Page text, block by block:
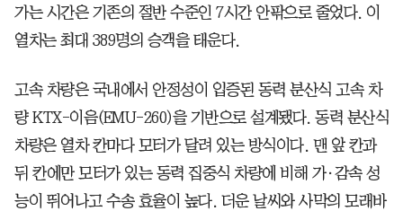
가는 시간은 기존의 절반 수준인 7시간 안팎으로 줄었다. 이
열차는 최대 389명의 승객을 태운다.
고속 차량은 국내에서 안정성이 입증된 동력 분산식 고속 차
량 KTX-이음(EMU-260)을 기반으로 설계됐다. 동력 분산식
차량은 열차 칸마다 모터가 달려 있는 방식이다. 맨 앞 칸과
뒤 칸에만 모터가 있는 동력 집중식 차량에 비해 가·감속 성
능이 뛰어나고 수송 효율이 높다. 더운 날씨와 사막의 모래바